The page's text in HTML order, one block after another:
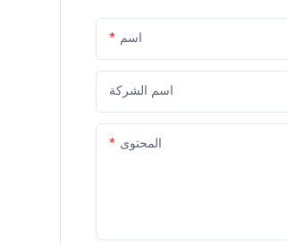
اسم
اسم الشركة
المحتوى